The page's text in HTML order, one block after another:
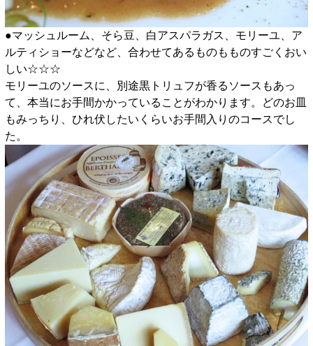
●マッシュルーム、そら豆、白アスパラガス、モリーユ、ア
ルティショーなどなど、合わせてあるものもものすごくおい
しい☆☆☆
モリーユのソースに、別途黒トリュフが香るソースもあっ
て、本当にお手間かかっていることがわかります。どのお皿
もみっちり、ひれ伏したいくらいお手間入りのコースでし
た。